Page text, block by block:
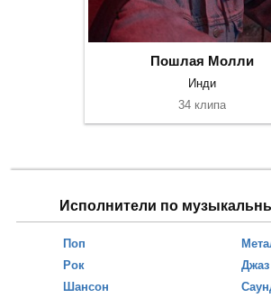
Пошлая Молли
Инди
34 клипа
Исполнители по
Поп
Рок
Шансон
Джаз